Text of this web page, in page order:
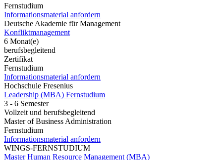
Fernstudium
Informationsmaterial anfordern
Deutsche Akademie für Management
Konfliktmanagement
6 Monat(e)
berufsbegleitend
Zertifikat
Fernstudium
Informationsmaterial anfordern
Hochschule Fresenius
Leadership (MBA) Fernstudium
3 - 6 Semester
Vollzeit und berufsbegleitend
Master of Business Administration
Fernstudium
Informationsmaterial anfordern
WINGS-FERNSTUDIUM
Master Human Resource Management (MBA)